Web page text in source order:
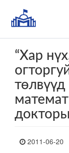
“Хар
төлвүүд
2011-06-20